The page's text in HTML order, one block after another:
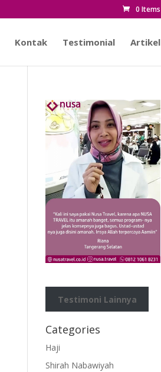
0 Items
Kontak Testimonial Artikel
Testimoni Lainnya
Categories
Haji
Shirah Nabawiyah